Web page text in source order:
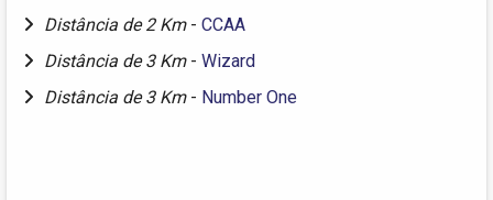
Distância de 2 Km - CCAA
Distância de 3 Km - Wizard
Distância de 3 Km - Number One